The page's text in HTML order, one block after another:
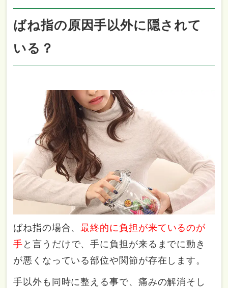
ばね指の原因手以外に隠されて
いる？
ばね指の場合、最終的に負担が来ているのが
手 と言うだけで、手に負担が来るまでに動き
が悪くなっている部位や関節が存在します。
手以外も同時に整える事で、痛みの解消そし